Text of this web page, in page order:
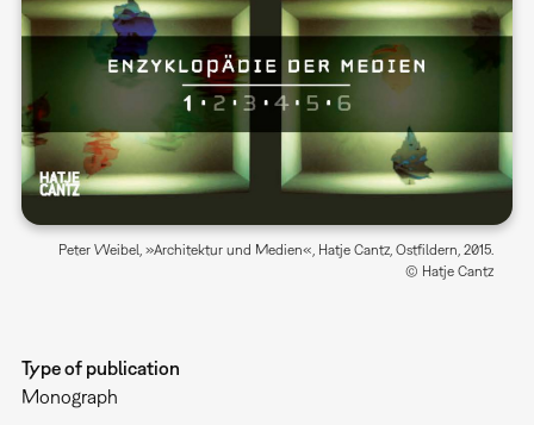
Peter Weibel, »Architektur und Medien«, Hatje Cantz, Ostfildern, 2015.
© Hatje Cantz
Type of publication
Monograph